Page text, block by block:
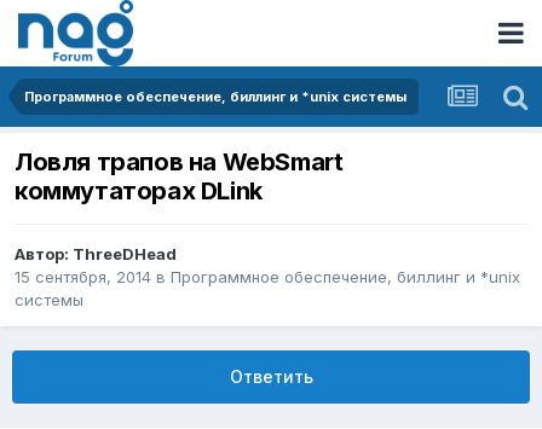
Программное обеспечение, биллинг и *unix системы
Ловля трапов на WebSmart
коммутаторах DLink
Автор: ThreeDHead
15 сентября, 2014 в Программное обеспечение, биллинг и *unix
системы
Ответить